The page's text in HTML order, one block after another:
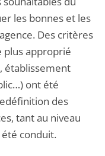
les bonnes et les
Des critères
plus approprié
établissement
ont été
des
tant au niveau
conduit.